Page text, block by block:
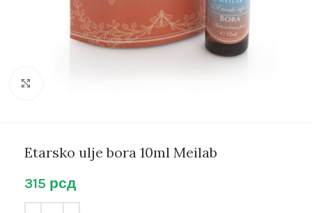
Etarsko ulje bora 10ml Meilab
315 рсд